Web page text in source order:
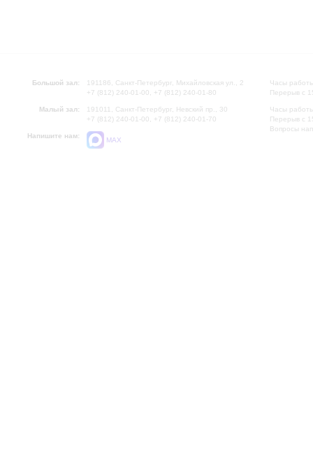
Большой зал:
191186, Санкт-Петербург, Михайловская ул., 2
+7 (812) 240-01-00, +7 (812) 240-01-80
Малый зал:
191011, Санкт-Петербург, Невский пр., 30
+7 (812) 240-01-00, +7 (812) 240-01-70
Напишите нам:
MAX
Часы
Перерыв с
Часы
Перерыв с
Вопросы